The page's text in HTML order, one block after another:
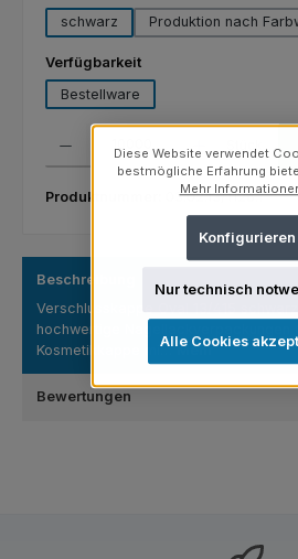
schwarz
Produktion nach
Verfügbarkeitauswählen
Bestellware
Produkt Anzahl: Gib den gewünschten
Produktnummer: 03.02.13/1126.1
Beschreibung
Verschlusskappe Oval 13/415
hochwertige Nagellackverpackungen
Kosmetikkappe mi…Mehr
Bewertungen
Diese Website verwendet
bestmögliche Erfahrung
Mehr
Nur technisch
Konfigurieren
Alle Cookies